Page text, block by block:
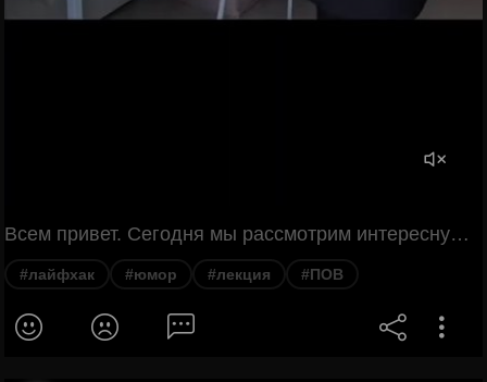
Всем привет. Сегодня мы рассмотрим интересную зависимость между силой желания сходить по большому и скоростью ходьбы. В конце важный вывод. Из графика мы видим, что пока желание только зарождается, скорость невысокая. И по мере роста желания срать, увеличивается и скорость ходьбы, минимизируя время до разрешения процесса. В какой-то момент хочется
#лайфхак #юмор #лекция #ПОВ